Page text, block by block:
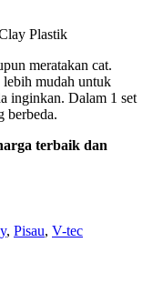
Plastik
meratakan cat.
lebih mudah untuk
inginkan. Dalam 1 set
berbeda.
terbaik dan
, Pisau, V-tec